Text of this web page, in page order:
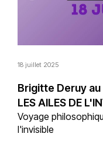
18 juillet 2025
Brigitte Deruy au
LES AILES DE
Voyage
l'invisible